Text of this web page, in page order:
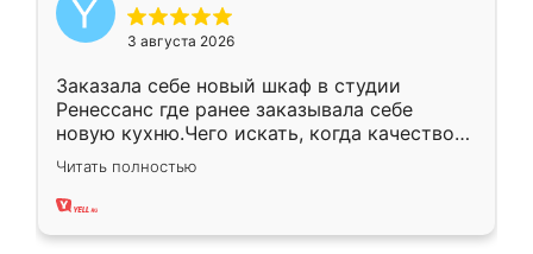
3 августа 2026
Заказала себе новый шкаф в студии
Ренессанс где ранее заказывала себе
новую кухню.Чего искать, когда качеством
вполне довольна. Служит кухня уже почти
два года, нареканий нет.
Читать полностью